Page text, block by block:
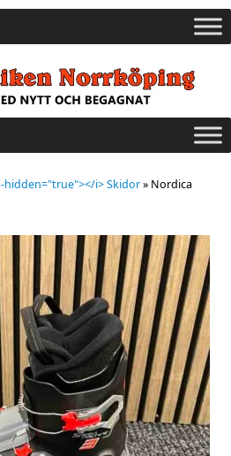
hidden="true"></i> Skidor» Nordica